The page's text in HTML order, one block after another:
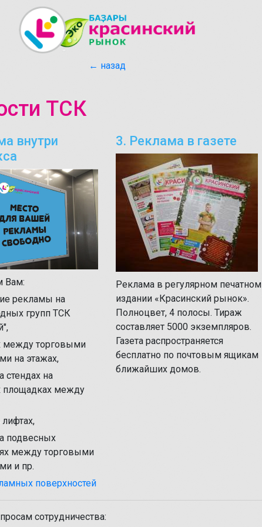
← назад
ТСК
внутри
Вам:
рекламы на
групп ТСК
между торговыми
на этажах,
стендах на
площадках между
подвесных
между торговыми
и пр.
поверхностей
3. Реклама в газете
Реклама в регулярном печатном
издании «Красинский рынок».
Полноцвет, 4 полосы. Тираж
составляет 5000 экземпляров.
Газета распространяется
бесплатно по почтовым ящикам
ближайших домов.
сотрудничества: